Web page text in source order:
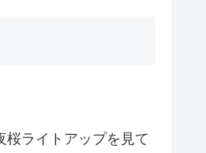
桜ライトアップを見て